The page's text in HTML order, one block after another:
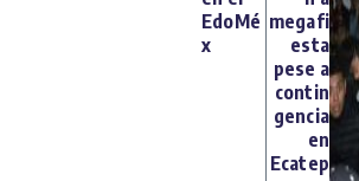
EdoMé
x
megafi
esta
pese a
contin
gencia
en
Ecatep